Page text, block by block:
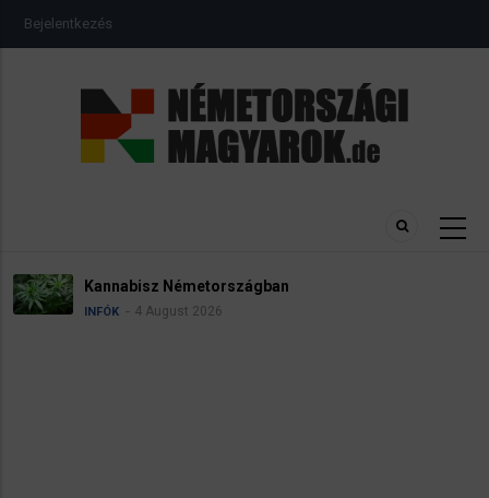
USER
ACCOUNT
Bejelentkezés
Kannabisz Németországban
INFÓK 4 August 2026